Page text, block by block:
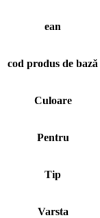
ean
cod produs de bază
Culoare
Pentru
Tip
Varsta